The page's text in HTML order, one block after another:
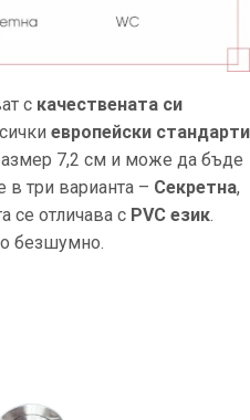
с качествената си
европейски стандарти
7,2 см и може да бъде
в три варианта – Секретна,
се отличава с PVC език.
безшумно.